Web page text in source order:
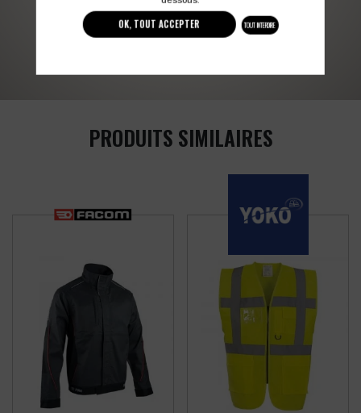
03 27 28 87 86 contact@colbleu.fr
PRODUITS SIMILAIRES
OK, TOUT ACCEPTER TOUT INTERDIRE